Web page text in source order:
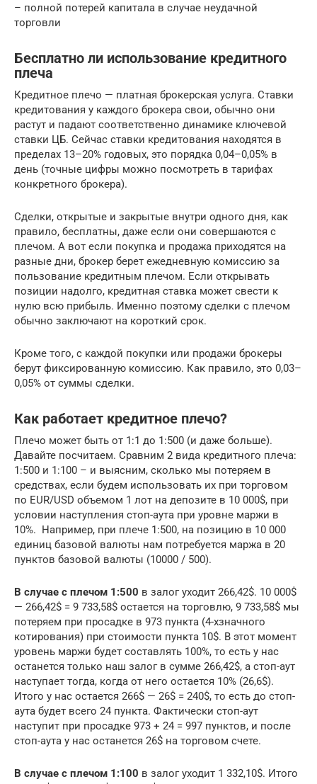
– полной потерей капитала в случае неудачной
торговли
Бесплатно ли использование кредитного
плеча
Кредитное плечо — платная брокерская услуга. Ставки
кредитования у каждого брокера свои, обычно они
растут и падают соответственно динамике ключевой
ставки ЦБ. Сейчас ставки кредитования находятся в
пределах 13–20% годовых, это порядка 0,04–0,05% в
день (точные цифры можно посмотреть в тарифах
конкретного брокера).
Сделки, открытые и закрытые внутри одного дня, как
правило, бесплатны, даже если они совершаются с
плечом. А вот если покупка и продажа приходятся на
разные дни, брокер берет ежедневную комиссию за
пользование кредитным плечом. Если открывать
позиции надолго, кредитная ставка может свести к
нулю всю прибыль. Именно поэтому сделки с плечом
обычно заключают на короткий срок.
Кроме того, с каждой покупки или продажи брокеры
берут фиксированную комиссию. Как правило, это 0,03–
0,05% от суммы сделки.
Как работает кредитное плечо?
Плечо может быть от 1:1 до 1:500 (и даже больше).
Давайте посчитаем. Сравним 2 вида кредитного плеча:
1:500 и 1:100 – и выясним, сколько мы потеряем в
средствах, если будем использовать их при торговом
по EUR/USD объемом 1 лот на депозите в 10 000$, при
условии наступления стоп-аута при уровне маржи в
10%. Например, при плече 1:500, на позицию в 10 000
единиц базовой валюты нам потребуется маржа в 20
пунктов базовой валюты (10000 / 500).
В случае с плечом 1:500 в залог уходит 266,42$. 10 000$
— 266,42$ = 9 733,58$ остается на торговлю, 9 733,58$ мы
потеряем при просадке в 973 пункта (4-хзначного
котирования) при стоимости пункта 10$. В этот момент
уровень маржи будет составлять 100%, то есть у нас
останется только наш залог в сумме 266,42$, а стоп-аут
наступает тогда, когда от него остается 10% (26,6$).
Итого у нас остается 266$ — 26$ = 240$, то есть до стоп-
аута будет всего 24 пункта. Фактически стоп-аут
наступит при просадке 973 + 24 = 997 пунктов, и после
стоп-аута у нас останется 26$ на торговом счете.
В случае с плечом 1:100 в залог уходит 1 332,10$. Итого